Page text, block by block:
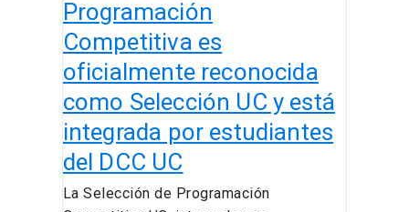
Programación
Competitiva es
oficialmente reconocida
como Selección UC y está
integrada por estudiantes
del DCC UC
La Selección de Programación
integrada
por
estudiantes
del
DCC
UC